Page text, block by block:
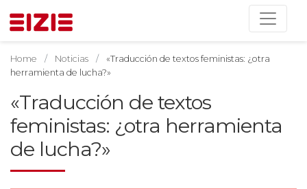
Home Noticias
«Traducción de textos feministas: ¿otra
herramienta de lucha?»
«Traducción de textos
feministas: ¿otra herramienta
de lucha?»